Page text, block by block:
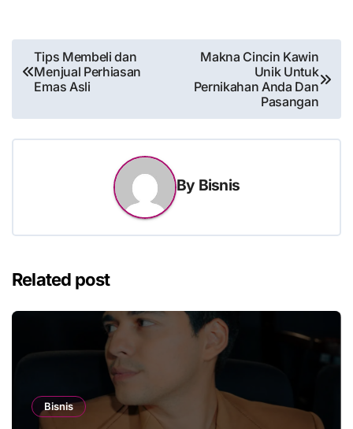
Post
navigation
Tips Membeli dan
Menjual Perhiasan
Emas Asli
Makna Cincin Kawin
Unik Untuk
Pernikahan Anda Dan
Pasangan
By Bisnis
Related post
Bisnis